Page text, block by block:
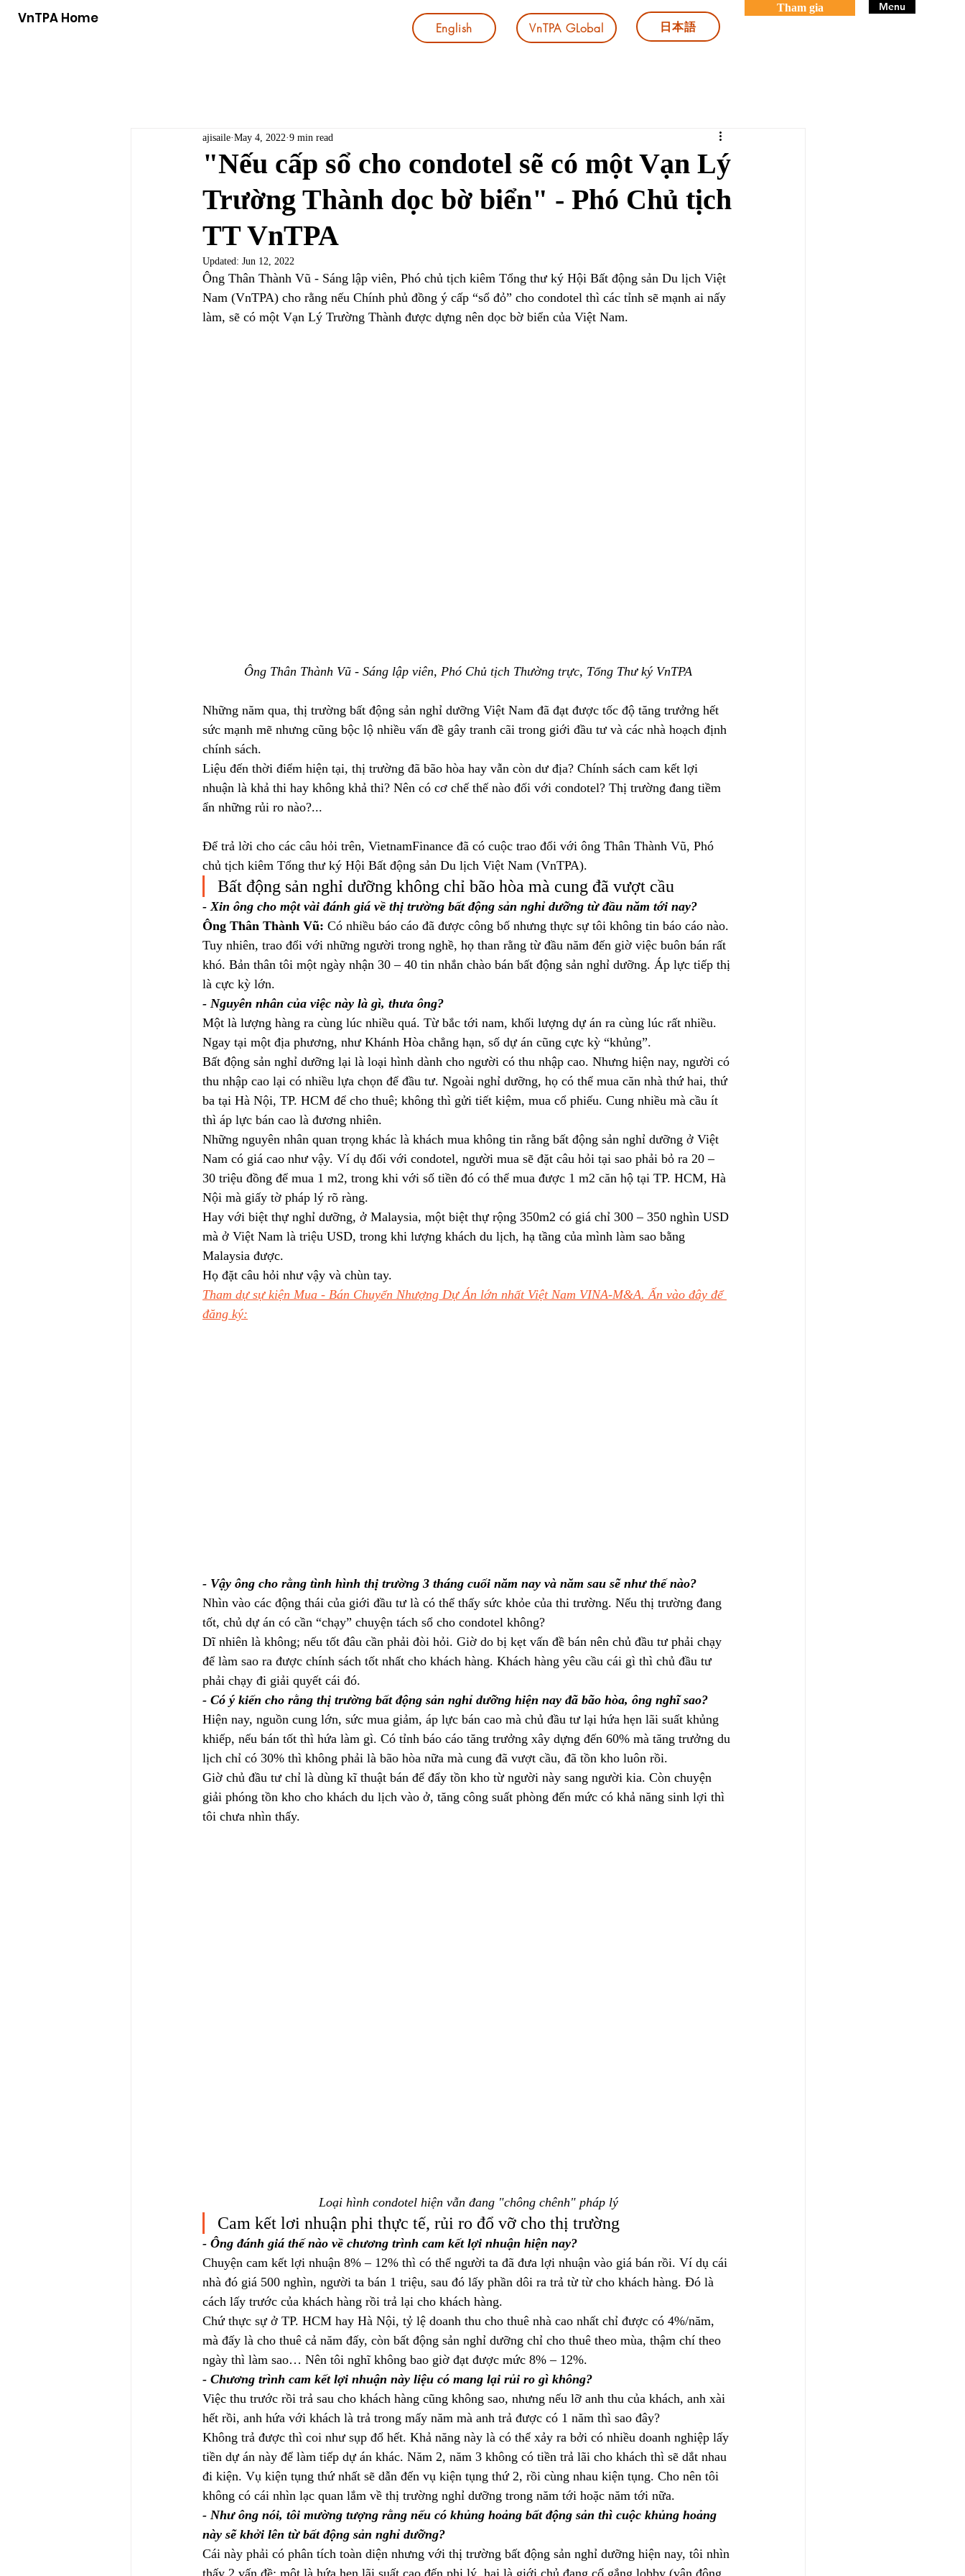
VnTPA Home
English VnTPA GLobal 日本語
Menu
Tham gia
"Nếu cấp sổ cho condotel sẽ có một Vạn Lý
Trường Thành dọc bờ biển" - Phó Chủ tịch
TT VnTPA
ajisaile May 4, 2022 9 min read
Updated: Jun 12, 2022
Ông Thân Thành Vũ - Sáng lập viên, Phó chủ tịch kiêm Tổng thư ký Hội Bất động sản Du lịch Việt
Nam (VnTPA) cho rằng nếu Chính phủ đồng ý cấp “sổ đỏ” cho condotel thì các tỉnh sẽ mạnh ai nấy
làm, sẽ có một Vạn Lý Trường Thành được dựng nên dọc bờ biển của Việt Nam.
Ông Thân Thành Vũ - Sáng lập viên, Phó Chủ tịch Thường trực, Tổng Thư ký VnTPA
Những năm qua, thị trường bất động sản nghỉ dưỡng Việt Nam đã đạt được tốc độ tăng trưởng hết
sức mạnh mẽ nhưng cũng bộc lộ nhiều vấn đề gây tranh cãi trong giới đầu tư và các nhà hoạch định
chính sách.
Liệu đến thời điểm hiện tại, thị trường đã bão hòa hay vẫn còn dư địa? Chính sách cam kết lợi
nhuận là khả thi hay không khả thi? Nên có cơ chế thế nào đối với condotel? Thị trường đang tiềm
ẩn những rủi ro nào?...
Để trả lời cho các câu hỏi trên, VietnamFinance đã có cuộc trao đổi với ông Thân Thành Vũ, Phó
chủ tịch kiêm Tổng thư ký Hội Bất động sản Du lịch Việt Nam (VnTPA).
Bất động sản nghỉ dưỡng không chỉ bão hòa mà cung đã vượt cầu
- Xin ông cho một vài đánh giá về thị trường bất động sản nghỉ dưỡng từ đầu năm tới nay?
Ông Thân Thành Vũ: Có nhiều báo cáo đã được công bố nhưng thực sự tôi không tin báo cáo nào.
Tuy nhiên, trao đổi với những người trong nghề, họ than rằng từ đầu năm đến giờ việc buôn bán rất
khó. Bản thân tôi một ngày nhận 30 – 40 tin nhắn chào bán bất động sản nghỉ dưỡng. Áp lực tiếp thị
là cực kỳ lớn.
- Nguyên nhân của việc này là gì, thưa ông?
Một là lượng hàng ra cùng lúc nhiều quá. Từ bắc tới nam, khối lượng dự án ra cùng lúc rất nhiều.
Ngay tại một địa phương, như Khánh Hòa chẳng hạn, số dự án cũng cực kỳ “khủng”.
Bất động sản nghỉ dưỡng lại là loại hình dành cho người có thu nhập cao. Nhưng hiện nay, người có
thu nhập cao lại có nhiều lựa chọn để đầu tư. Ngoài nghỉ dưỡng, họ có thể mua căn nhà thứ hai, thứ
ba tại Hà Nội, TP. HCM để cho thuê; không thì gửi tiết kiệm, mua cổ phiếu. Cung nhiều mà cầu ít
thì áp lực bán cao là đương nhiên.
Những nguyên nhân quan trọng khác là khách mua không tin rằng bất động sản nghỉ dưỡng ở Việt
Nam có giá cao như vậy. Ví dụ đối với condotel, người mua sẽ đặt câu hỏi tại sao phải bỏ ra 20 –
30 triệu đồng để mua 1 m2, trong khi với số tiền đó có thể mua được 1 m2 căn hộ tại TP. HCM, Hà
Nội mà giấy tờ pháp lý rõ ràng.
Hay với biệt thự nghỉ dưỡng, ở Malaysia, một biệt thự rộng 350m2 có giá chỉ 300 – 350 nghìn USD
mà ở Việt Nam là triệu USD, trong khi lượng khách du lịch, hạ tầng của mình làm sao bằng
Malaysia được.
Họ đặt câu hỏi như vậy và chùn tay.
Tham dự sự kiện Mua - Bán Chuyển Nhượng Dự Án lớn nhất Việt Nam VINA-M&A. Ấn vào đây để
đăng ký:
- Vậy ông cho rằng tình hình thị trường 3 tháng cuối năm nay và năm sau sẽ như thế nào?
Nhìn vào các động thái của giới đầu tư là có thể thấy sức khỏe của thi trường. Nếu thị trường đang
tốt, chủ dự án có cần “chạy” chuyện tách sổ cho condotel không?
Dĩ nhiên là không; nếu tốt đâu cần phải đòi hỏi. Giờ do bị kẹt vấn đề bán nên chủ đầu tư phải chạy
để làm sao ra được chính sách tốt nhất cho khách hàng. Khách hàng yêu cầu cái gì thì chủ đầu tư
phải chạy đi giải quyết cái đó.
- Có ý kiến cho rằng thị trường bất động sản nghỉ dưỡng hiện nay đã bão hòa, ông nghĩ sao?
Hiện nay, nguồn cung lớn, sức mua giảm, áp lực bán cao mà chủ đầu tư lại hứa hẹn lãi suất khủng
khiếp, nếu bán tốt thì hứa làm gì. Có tỉnh báo cáo tăng trưởng xây dựng đến 60% mà tăng trưởng du
lịch chỉ có 30% thì không phải là bão hòa nữa mà cung đã vượt cầu, đã tồn kho luôn rồi.
Giờ chủ đầu tư chỉ là dùng kĩ thuật bán để đẩy tồn kho từ người này sang người kia. Còn chuyện
giải phóng tồn kho cho khách du lịch vào ở, tăng công suất phòng đến mức có khả năng sinh lợi thì
tôi chưa nhìn thấy.
Loại hình condotel hiện vẫn đang "chông chênh" pháp lý
Cam kết lơi nhuận phi thực tế, rủi ro đổ vỡ cho thị trường
- Ông đánh giá thế nào về chương trình cam kết lợi nhuận hiện nay?
Chuyện cam kết lợi nhuận 8% – 12% thì có thể người ta đã đưa lợi nhuận vào giá bán rồi. Ví dụ cái
nhà đó giá 500 nghìn, người ta bán 1 triệu, sau đó lấy phần dôi ra trả từ từ cho khách hàng. Đó là
cách lấy trước của khách hàng rồi trả lại cho khách hàng.
Chứ thực sự ở TP. HCM hay Hà Nội, tỷ lệ doanh thu cho thuê nhà cao nhất chỉ được có 4%/năm,
mà đấy là cho thuê cả năm đấy, còn bất động sản nghỉ dưỡng chỉ cho thuê theo mùa, thậm chí theo
ngày thì làm sao… Nên tôi nghĩ không bao giờ đạt được mức 8% – 12%.
- Chương trình cam kết lợi nhuận này liệu có mang lại rủi ro gì không?
Việc thu trước rồi trả sau cho khách hàng cũng không sao, nhưng nếu lỡ anh thu của khách, anh xài
hết rồi, anh hứa với khách là trả trong mấy năm mà anh trả được có 1 năm thì sao đây?
Không trả được thì coi như sụp đổ hết. Khả năng này là có thể xảy ra bởi có nhiều doanh nghiệp lấy
tiền dự án này để làm tiếp dự án khác. Năm 2, năm 3 không có tiền trả lãi cho khách thì sẽ dắt nhau
đi kiện. Vụ kiện tụng thứ nhất sẽ dẫn đến vụ kiện tụng thứ 2, rồi cùng nhau kiện tụng. Cho nên tôi
không có cái nhìn lạc quan lắm về thị trường nghỉ dưỡng trong năm tới hoặc năm tới nữa.
- Như ông nói, tôi mường tượng rằng nếu có khủng hoảng bất động sản thì cuộc khủng hoảng
này sẽ khởi lên từ bất động sản nghỉ dưỡng?
Cái này phải có phân tích toàn diện nhưng với thị trường bất động sản nghỉ dưỡng hiện nay, tôi nhìn
thấy 2 vấn đề: một là hứa hẹn lãi suất cao đến phi lý, hai là giới chủ đang cố gắng lobby (vận động